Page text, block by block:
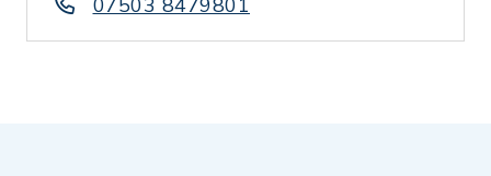
07503 8479801